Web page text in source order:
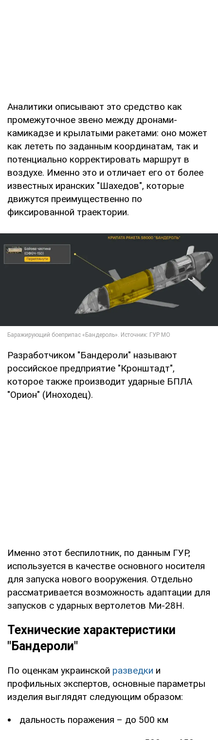
Аналитики описывают это средство как
промежуточное звено между дронами-
камикадзе и крылатыми ракетами: оно может
как лететь по заданным координатам, так и
потенциально корректировать маршрут в
воздухе. Именно это и отличает его от более
известных иранских "Шахедов", которые
движутся преимущественно по
фиксированной траектории.
Разработчиком "Бандероли" называют
российское предприятие "Кронштадт",
которое также производит ударные БПЛА
"Орион" (Иноходец).
Именно этот беспилотник, по данным ГУР,
используется в качестве основного носителя
для запуска нового вооружения. Отдельно
рассматривается возможность адаптации для
запусков с ударных вертолетов Ми-28Н.
Технические характеристики
"Бандероли"
По оценкам украинской разведки и
профильных экспертов, основные параметры
изделия выглядят следующим образом:
дальность поражения – до 500 км